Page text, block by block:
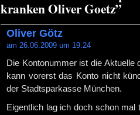
kranken Oliver Goetz”
Oliver Götz
am 26.06.2009 um 19:24
Die Kontonummer ist die
kann vorerst das Konto nicht
der Stadtsparkasse München.
Eigentlich lag ich doch schon